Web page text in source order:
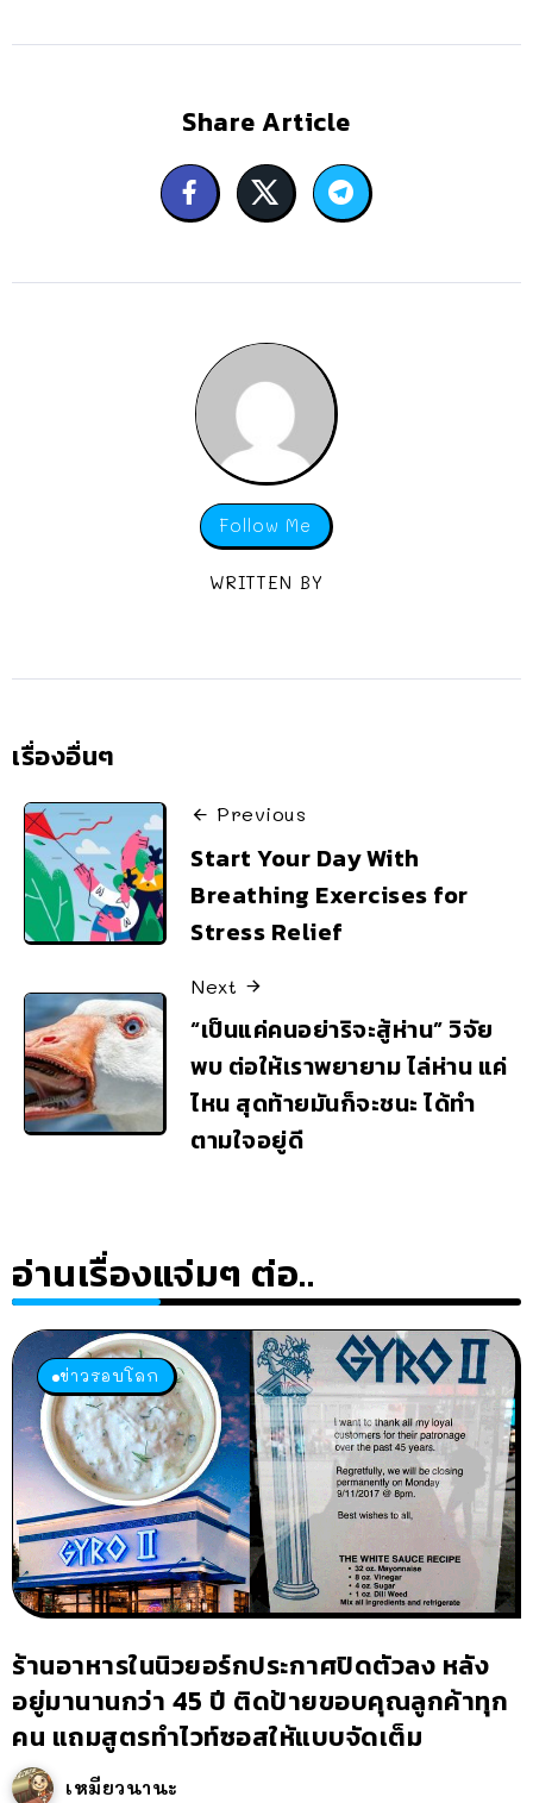
Share Article
Follow Me
WRITTEN BY
เรื่องอื่นๆ
Previous
Start Your Day With
Breathing Exercises for
Stress Relief
Next
“เป็นแค่คนอย่าริจะสู้ห่าน” วิจัย
พบ ต่อให้เราพยายาม ไล่ห่าน แค่
ไหน สุดท้ายมันก็จะชนะ ได้ทำ
ตามใจอยู่ดี
อ่านเรื่องแจ่มๆ ต่อ..
ข่าวรอบโลก
ร้านอาหารในนิวยอร์กประกาศปิดตัวลง หลัง
อยู่มานานกว่า 45 ปี ติดป้ายขอบคุณลูกค้าทุก
คน แถมสูตรทำไวท์ซอสให้แบบจัดเต็ม
เหมียวนานะ